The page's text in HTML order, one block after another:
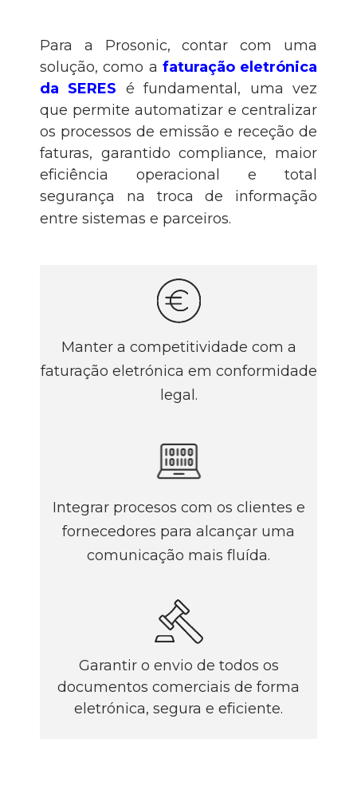
Para a Prosonic, contar com uma
solução, como a faturação eletrónica
da SERES é fundamental, uma vez
que permite automatizar e centralizar
os processos de emissão e receção de
faturas, garantido compliance, maior
eficiência operacional e total
segurança na troca de informação
entre sistemas e parceiros.
Manter a competitividade com a
faturação eletrónica em conformidade
legal.
Integrar procesos com os clientes e
fornecedores para alcançar uma
comunicação mais fluída.
Garantir o envio de todos os
documentos comerciais de forma
eletrónica, segura e eficiente.